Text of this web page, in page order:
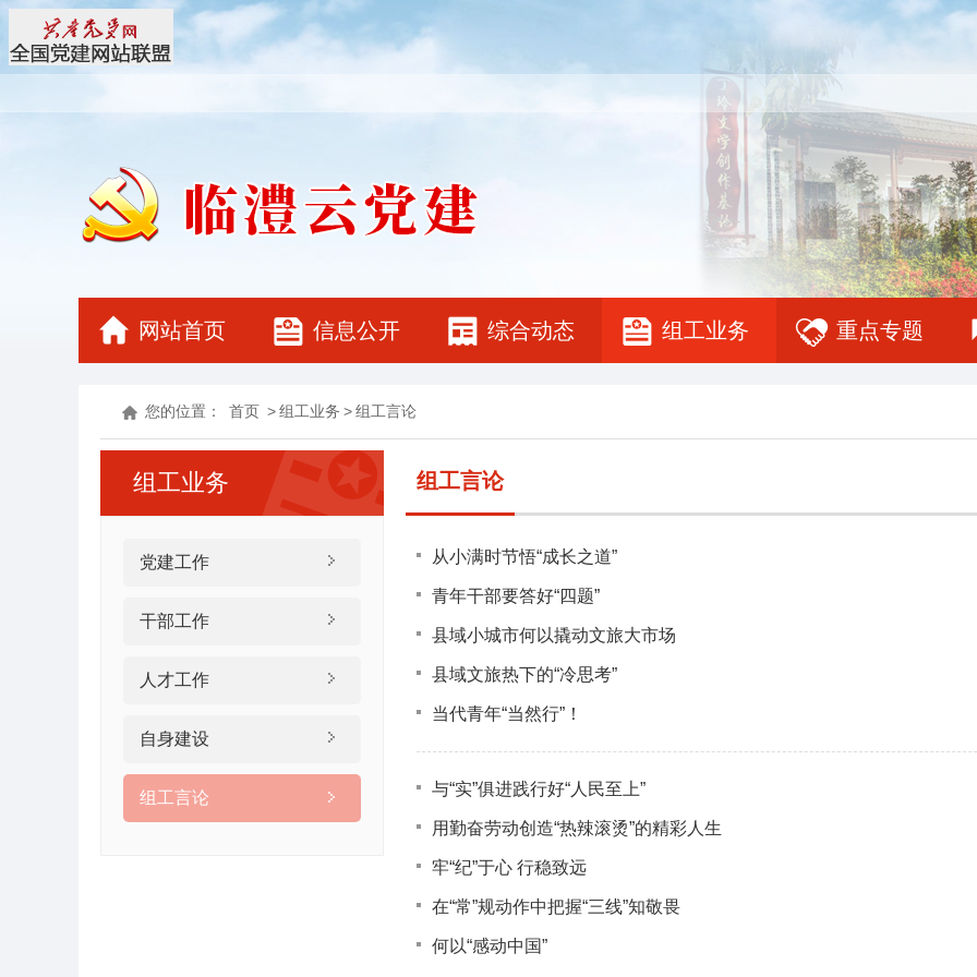
网站首页 信息公开 综合动态 组工业务 重点专题
您的位置： 首页 >组工业务 >组工言论
组工业务
党建工作
干部工作
人才工作
自身建设
组工言论
组工言论
从小满时节悟“成长之道”
青年干部要答好“四题”
县域小城市何以撬动文旅大市场
县域文旅热下的“冷思考”
当代青年“当然行”！
与“实”俱进践行好“人民至上”
用勤奋劳动创造“热辣滚烫”的精彩人生
牢“纪”于心 行稳致远
在“常”规动作中把握“三线”知敬畏
何以“感动中国”